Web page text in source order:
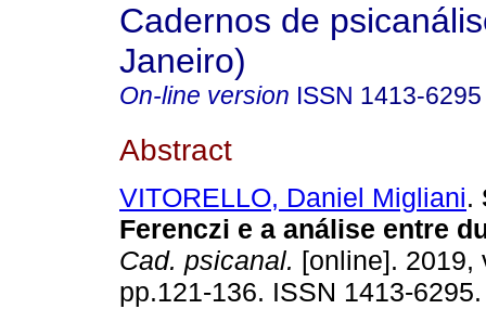
Cadernos de
Janeiro)
On-line version ISSN 1413-6295
Abstract
VITORELLO, Daniel Migliani.
Ferenczi e a análise entre
Cad. psicanal. [online]. 2019,
pp.121-136. ISSN 1413-6295.